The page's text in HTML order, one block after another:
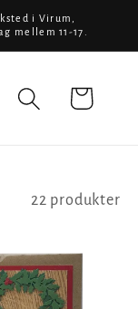
i Virum,
mellem 11-17.
Indkøbskurv
22 produkter